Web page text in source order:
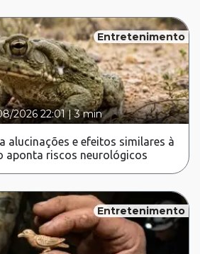
Entretenimento
2026 22:01|3 min
alucinações e efeitos similares à
aponta riscos neurológicos
Entretenimento